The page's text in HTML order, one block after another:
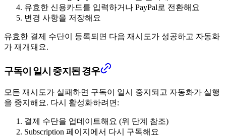
유효한 신용카드를 입력하거나 PayPal로 전환해요
변경 사항을 저장해요
유효한 결제 수단이 등록되면 다음 재시도가 성공하고 자동화
가 재개돼요.
구독이 일시 중지된 경우
모든 재시도가 실패하면 구독이 일시 중지되고 자동화가 실행
을 중지해요. 다시 활성화하려면:
결제 수단을 업데이트해요 (위 단계 참조)
Subscription 페이지에서 다시 구독해요